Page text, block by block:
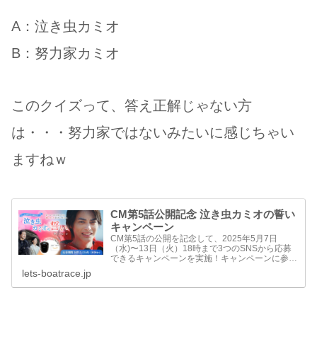
A：泣き虫カミオ
B：努力家カミオ
このクイズって、答え正解じゃない方
は・・・努力家ではないみたいに感じちゃい
ますねｗ
CM第5話公開記念 泣き虫カミオの誓い
キャンペーン
CM第5話の公開を記念して、2025年5月7日
（水)〜13日（火）18時まで3つのSNSから応募
できるキャンペーンを実施！キャンペーンに参加
lets-boatrace.jp